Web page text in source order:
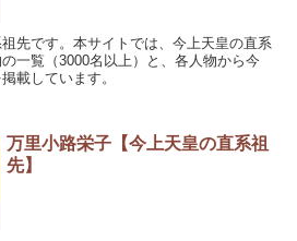
先です。本サイトでは、今上天皇の直系
一覧（3000名以上）と、各人物から今
載しています。
万里小路栄子【今上天皇の直系祖
先】